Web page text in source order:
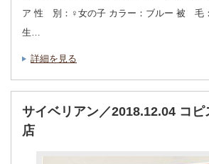
ア 性 別：♀女の子 カラー：ブルー 被 毛
生…
詳細を見る
サイベリアン／2018.12.04 コピ
店